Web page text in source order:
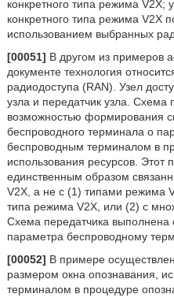
конкретного типа режима V2X;
конкретного типа режима V2X
использованием выбранных
[00051] В другом из примеров
документе технология
радиодоступа (RAN). Узел
узла и передатчик узла. Схема
возможностью формирования
беспроводного терминала о
беспроводным терминалом в
использования ресурсов. Этот
единственным образом
V2X, а не с (1) типами режима
типа режима V2X, или (2) с
Схема передатчика выполнена
параметра беспроводному
[00052] В примере
размером окна опознавания,
терминалом в процедуре